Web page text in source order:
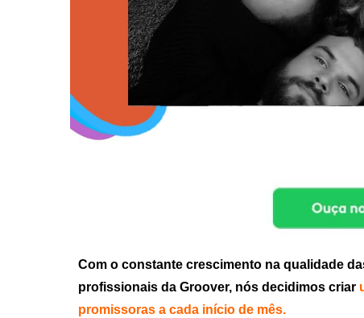
Com o constante crescimento na qualidade
profissionais da Groover, nós decidimos criar
promissoras a cada início de mês.